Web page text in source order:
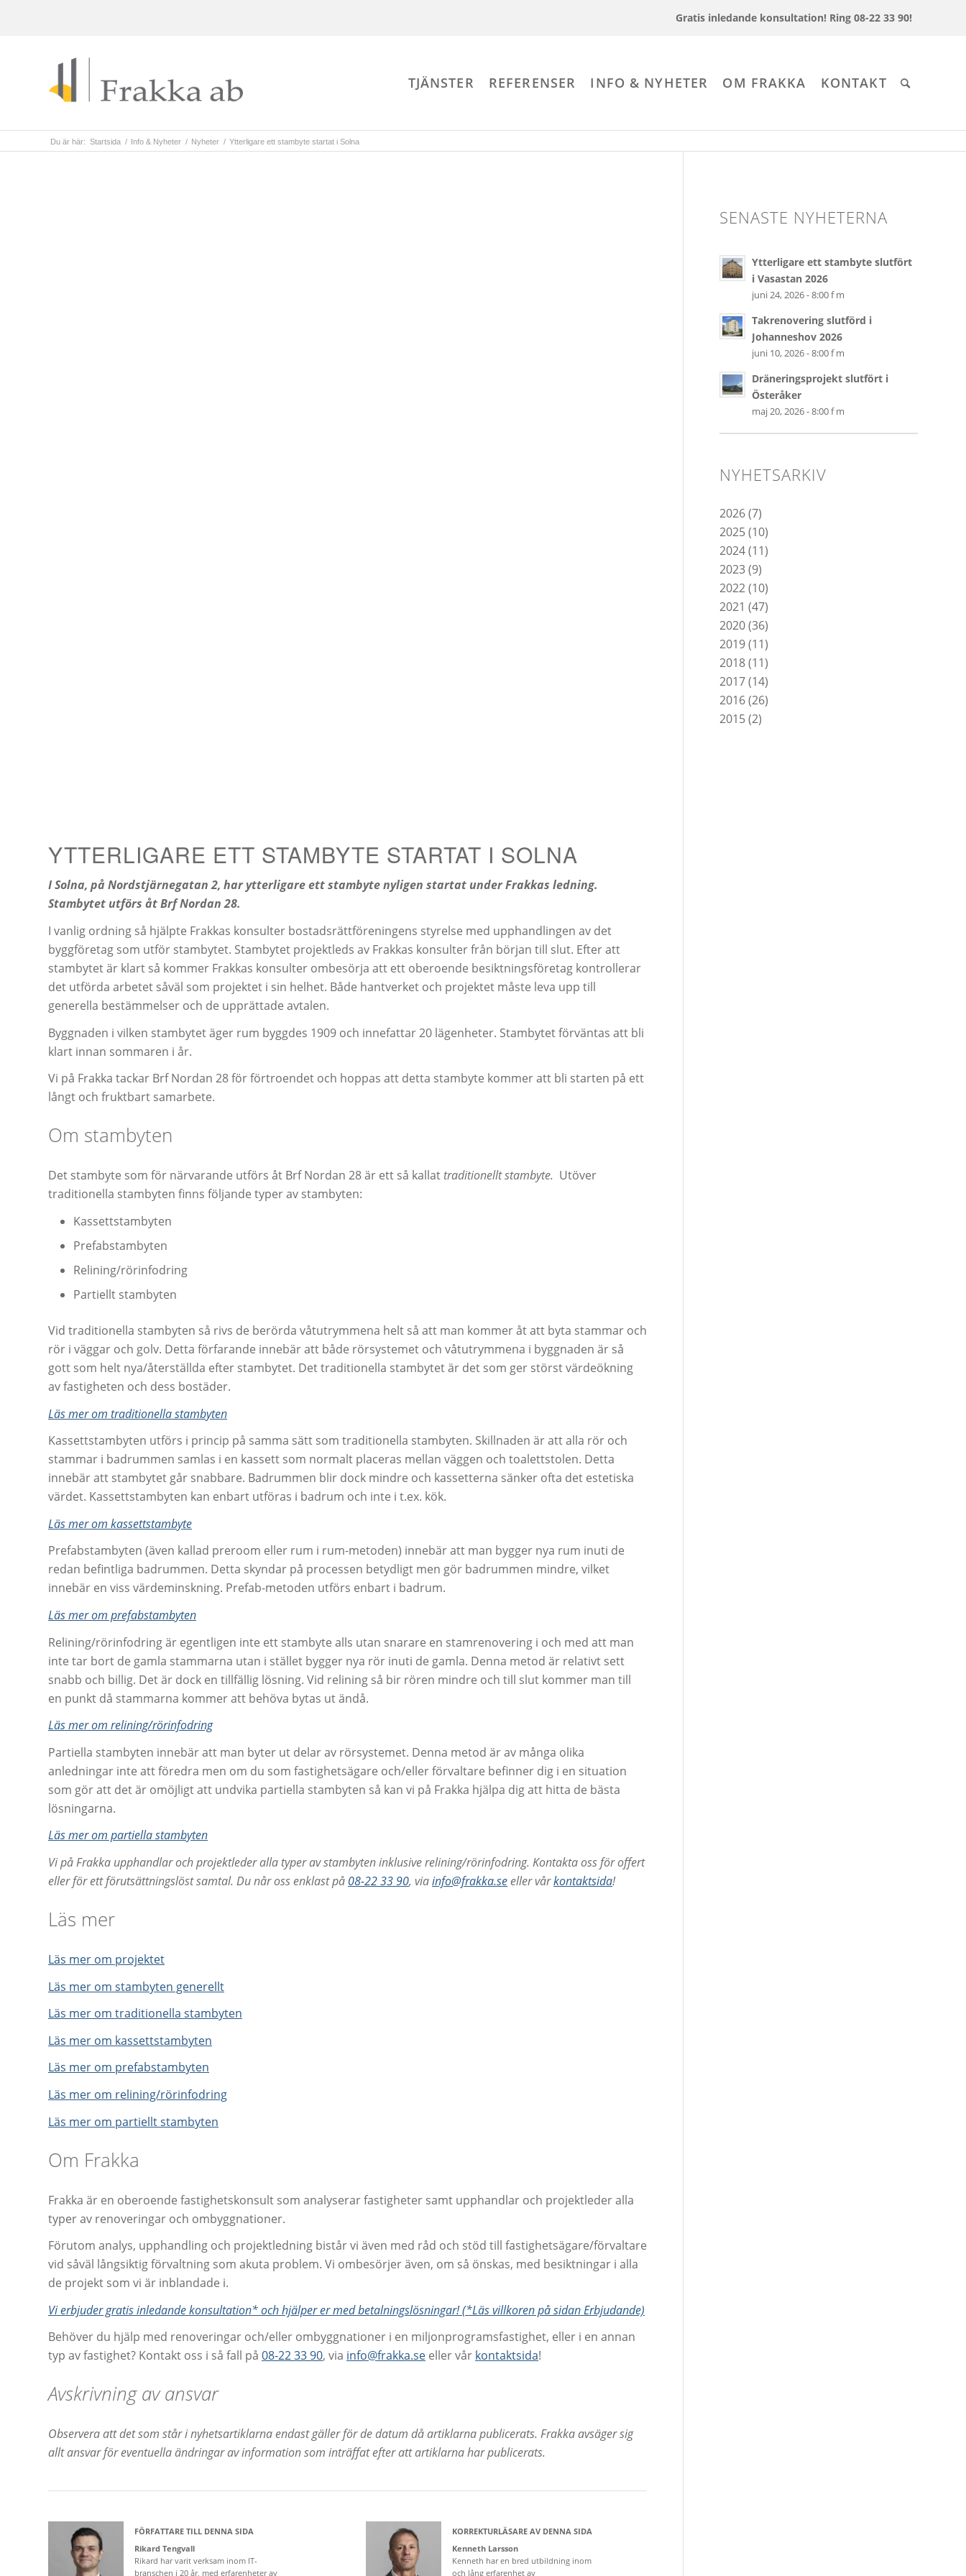
Gratis inledande konsultation! Ring 08-22 33 90!
TJÄNSTER REFERENSER INFO & NYHETER OM FRAKKA KONTAKT
Du är här: Startsida / Info & Nyheter / Nyheter / Ytterligare ett stambyte startat i Solna
YTTERLIGARE ETT STAMBYTE STARTAT I SOLNA
I Solna, på Nordstjärnegatan 2, har ytterligare ett stambyte nyligen startat under Frakkas ledning.
Stambytet utförs åt Brf Nordan 28.
I vanlig ordning så hjälpte Frakkas konsulter bostadsrättföreningens styrelse med upphandlingen av det
byggföretag som utför stambytet. Stambytet projektleds av Frakkas konsulter från början till slut. Efter att
stambytet är klart så kommer Frakkas konsulter ombesörja att ett oberoende besiktningsföretag kontrollerar
det utförda arbetet såväl som projektet i sin helhet. Både hantverket och projektet måste leva upp till
generella bestämmelser och de upprättade avtalen.
Byggnaden i vilken stambytet äger rum byggdes 1909 och innefattar 20 lägenheter. Stambytet förväntas att bli
klart innan sommaren i år.
Vi på Frakka tackar Brf Nordan 28 för förtroendet och hoppas att detta stambyte kommer att bli starten på ett
långt och fruktbart samarbete.
Om stambyten
Det stambyte som för närvarande utförs åt Brf Nordan 28 är ett så kallat traditionellt stambyte. Utöver
traditionella stambyten finns följande typer av stambyten:
Kassettstambyten
Prefabstambyten
Relining/rörinfodring
Partiellt stambyten
Vid traditionella stambyten så rivs de berörda våtutrymmena helt så att man kommer åt att byta stammar och
rör i väggar och golv. Detta förfarande innebär att både rörsystemet och våtutrymmena i byggnaden är så
gott som helt nya/återställda efter stambytet. Det traditionella stambytet är det som ger störst värdeökning
av fastigheten och dess bostäder.
Läs mer om traditionella stambyten
Kassettstambyten utförs i princip på samma sätt som traditionella stambyten. Skillnaden är att alla rör och
stammar i badrummen samlas i en kassett som normalt placeras mellan väggen och toalettstolen. Detta
innebär att stambytet går snabbare. Badrummen blir dock mindre och kassetterna sänker ofta det estetiska
värdet. Kassettstambyten kan enbart utföras i badrum och inte i t.ex. kök.
Läs mer om kassettstambyte
Prefabstambyten (även kallad preroom eller rum i rum-metoden) innebär att man bygger nya rum inuti de
redan befintliga badrummen. Detta skyndar på processen betydligt men gör badrummen mindre, vilket
innebär en viss värdeminskning. Prefab-metoden utförs enbart i badrum.
Läs mer om prefabstambyten
Relining/rörinfodring är egentligen inte ett stambyte alls utan snarare en stamrenovering i och med att man
inte tar bort de gamla stammarna utan i stället bygger nya rör inuti de gamla. Denna metod är relativt sett
snabb och billig. Det är dock en tillfällig lösning. Vid relining så bir rören mindre och till slut kommer man till
en punkt då stammarna kommer att behöva bytas ut ändå.
Läs mer om relining/rörinfodring
Partiella stambyten innebär att man byter ut delar av rörsystemet. Denna metod är av många olika
anledningar inte att föredra men om du som fastighetsägare och/eller förvaltare befinner dig i en situation
som gör att det är omöjligt att undvika partiella stambyten så kan vi på Frakka hjälpa dig att hitta de bästa
lösningarna.
Läs mer om partiella stambyten
Vi på Frakka upphandlar och projektleder alla typer av stambyten inklusive relining/rörinfodring. Kontakta oss för offert
eller för ett förutsättningslöst samtal. Du når oss enklast på 08-22 33 90, viainfo@frakka.seeller vårkontaktsida!
Läs mer
Läs mer om projektet
Läs mer om stambyten generellt
Läs mer om traditionella stambyten
Läs mer om kassettstambyten
Läs mer om prefabstambyten
Läs mer om relining/rörinfodring
Läs mer om partiellt stambyten
Om Frakka
Frakka är en oberoende fastighetskonsult som analyserar fastigheter samt upphandlar och projektleder alla
typer av renoveringar och ombyggnationer.
Förutom analys, upphandling och projektledning bistår vi även med råd och stöd till fastighetsägare/förvaltare
vid såväl långsiktig förvaltning som akuta problem. Vi ombesörjer även, om så önskas, med besiktningar i alla
de projekt som vi är inblandade i.
Vi erbjuder gratis inledande konsultation* och hjälper er med betalningslösningar! (*Läs villkoren på sidan Erbjudande)
Behöver du hjälp med renoveringar och/eller ombyggnationer i en miljonprogramsfastighet, eller i en annan
typ av fastighet? Kontakt oss i så fall på 08-22 33 90, via info@frakka.se eller vår kontaktsida!
Avskrivning av ansvar
Observera att det som står i nyhetsartiklarna endast gäller för de datum då artiklarna publicerats. Frakka avsäger sig
allt ansvar för eventuella ändringar av information som inträffat efter att artiklarna har publicerats.
FÖRFATTARE TILL DENNA SIDA
Rikard Tengvall
Rikard har varit verksam inom IT-
branschen i 20 år, med erfarenheter av
KORREKTURLÄSARE AV DENNA SIDA
Kenneth Larsson
Kenneth har en bred utbildning inom
och lång erfarenhet av
SENASTE NYHETERNA
Ytterligare ett stambyte slutfört
i Vasastan 2026
juni 24, 2026 - 8:00 f m
Takrenovering slutförd i
Johanneshov 2026
juni 10, 2026 - 8:00 f m
Dräneringsprojekt slutfört i
Österåker
maj 20, 2026 - 8:00 f m
NYHETSARKIV
2026(7)
2025(10)
2024(11)
2023(9)
2022(10)
2021 (47)
2020(36)
2019(11)
2018(11)
2017(14)
2016(26)
2015(2)